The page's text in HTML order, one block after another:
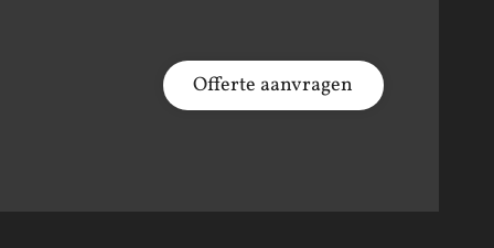
Offerte aanvragen